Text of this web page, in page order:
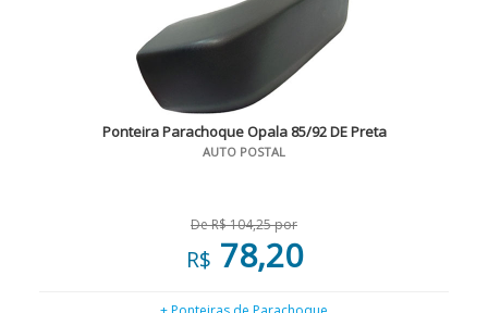
Ponteira Parachoque Opala 85/92 DE Preta
AUTO POSTAL
De R$ 104,25 por
R$ 78,20